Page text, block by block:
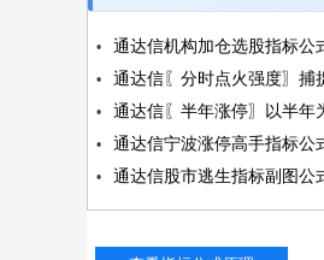
通达信机构加仓选股指标公
通达信〖分时点火强度〗捕
码 通达信〖半年涨停〗以半年
评分源码
通达信宁波涨停高手指标公
通达信股市逃生指标副图公